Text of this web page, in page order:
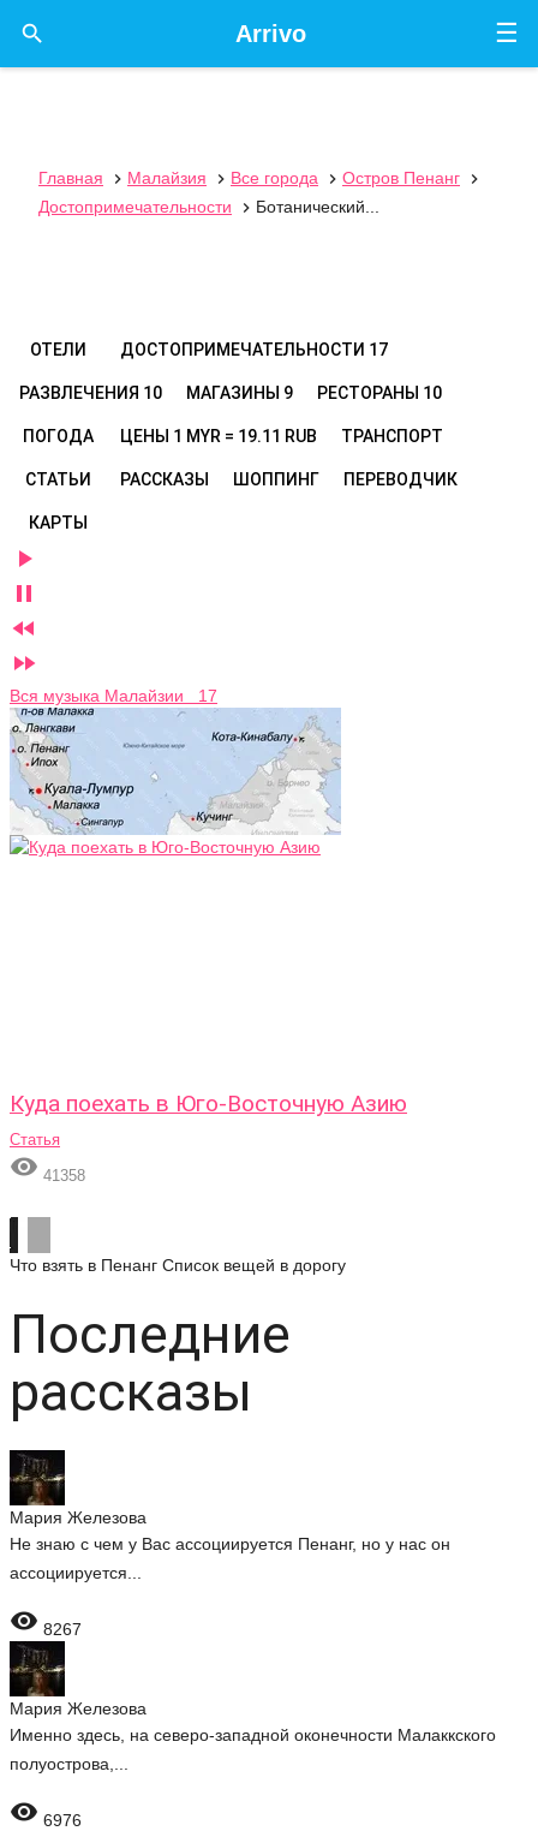
☰
Arrivo

Главная  Малайзия  Все города  Остров Пенанг

Достопримечательности
 Ботанический...
ОТЕЛИ ДОСТОПРИМЕЧАТЕЛЬНОСТИ 17
РАЗВЛЕЧЕНИЯ 10 МАГАЗИНЫ 9 РЕСТОРАНЫ 10
ПОГОДА ЦЕНЫ 1 MYR = 19.11 RUB ТРАНСПОРТ
СТАТЬИ РАССКАЗЫ ШОППИНГ ПЕРЕВОДЧИК
КАРТЫ




Вся музыка Малайзии 17
Куда поехать в Юго-Восточную Азию
Статья
 41358
Что взять в Пенанг Список вещей в дорогу
Последние
рассказы
Мария Железова
Не знаю с чем у Вас ассоциируется Пенанг, но у нас он
ассоциируется...
 8267
Мария Железова
Именно здесь, на северо-западной оконечности Малаккского
полуострова,...
 6976